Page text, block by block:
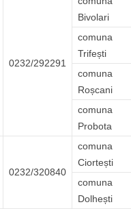
0232/292291
Bivolari
comuna
Trifești
comuna
Roșcani
comuna
Probota
0232/320840
comuna
Ciortești
comuna
Dolhești